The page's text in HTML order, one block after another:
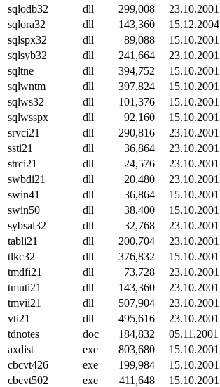
sqlodb32
dll 299,008
23.10.2001
sqlora32
dll 143,360
15.12.2004
sqlspx32
dll 89,088
15.10.2001
sqlsyb32
dll 241,664
23.10.2001
sqltne
dll 394,752
15.10.2001
sqlwntm
dll 397,824
15.10.2001
sqlws32
dll 101,376
15.10.2001
sqlwsspx
dll 92,160
15.10.2001
srvci21
dll 290,816
23.10.2001
ssti21
dll 36,864
23.10.2001
strci21
dll 24,576
23.10.2001
swbdi21
dll 20,480
23.10.2001
swin41
dll 36,864
15.10.2001
swin50
dll 38,400
15.10.2001
sybsal32
dll 32,768
23.10.2001
tabli21
dll 200,704
23.10.2001
tlkc32
dll 376,832
15.10.2001
tmdfi21
dll 73,728
23.10.2001
tmuti21
dll 143,360
23.10.2001
tmvii21
dll 507,904
23.10.2001
vti21
dll 495,616
23.10.2001
tdnotes
doc 184,832
05.11.2001
axdist
exe 803,680
15.10.2001
cbcvt426
exe 199,984
15.10.2001
cbcvt502
exe 411,648
15.10.2001